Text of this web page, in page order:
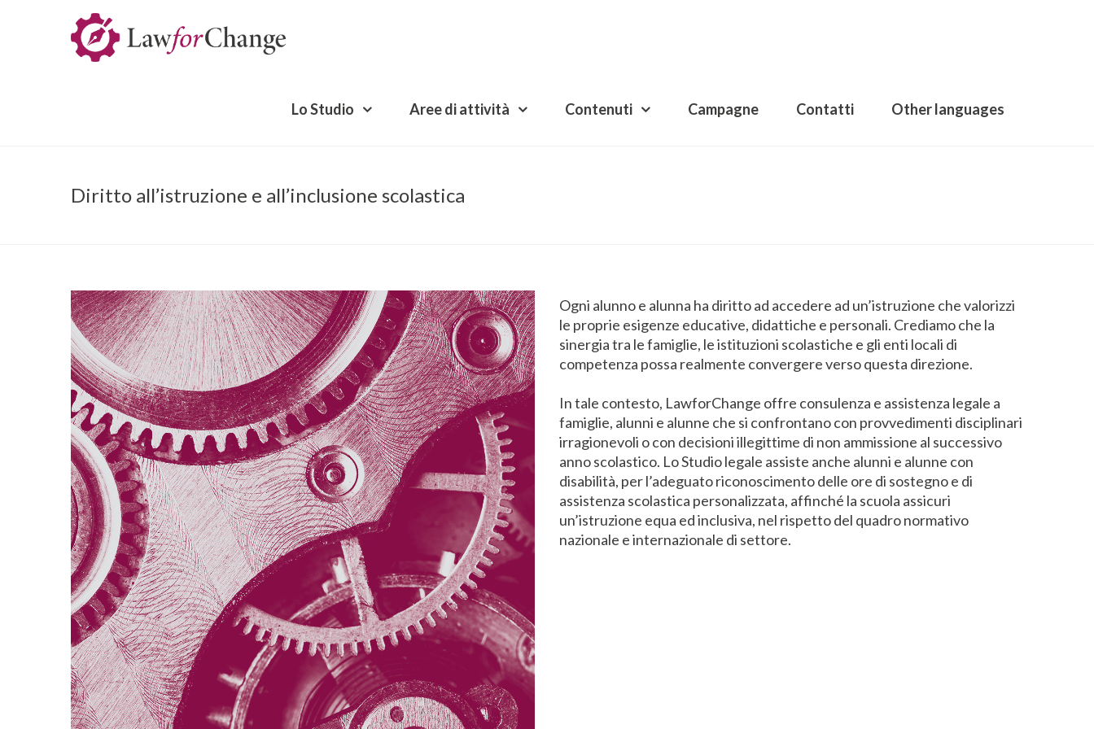
Lo Studio Aree di attività Contenuti Campagne Contatti Other languages
Diritto all’istruzione e all’inclusione scolastica
Ogni alunno e alunna ha diritto ad accedere ad un’istruzione che valorizzi
le proprie esigenze educative, didattiche e personali. Crediamo che la
sinergia tra le famiglie, le istituzioni scolastiche e gli enti locali di
competenza possa realmente convergere verso questa direzione.
In tale contesto, LawforChange offre consulenza e assistenza legale a
famiglie, alunni e alunne che si confrontano con provvedimenti disciplinari
irragionevoli o con decisioni illegittime di non ammissione al successivo
anno scolastico. Lo Studio legale assiste anche alunni e alunne con
disabilità, per l’adeguato riconoscimento delle ore di sostegno e di
assistenza scolastica personalizzata, affinché la scuola assicuri
un’istruzione equa ed inclusiva, nel rispetto del quadro normativo
nazionale e internazionale di settore.